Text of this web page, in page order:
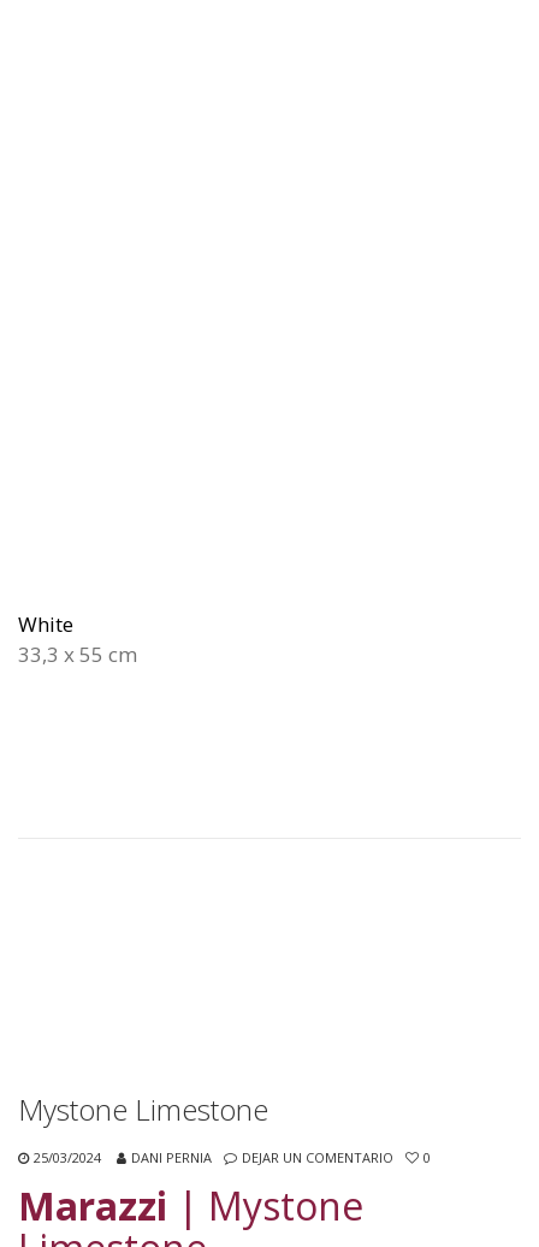
White
33,3 x 55 cm
Mystone Limestone
25/03/2024 DANI PERNIA DEJAR UN COMENTARIO 0
Marazzi | Mystone